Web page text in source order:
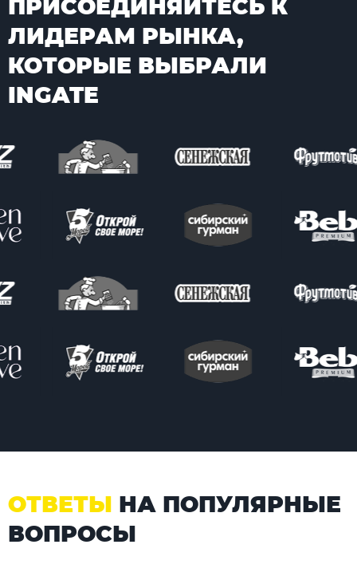
ПРИСОЕДИНЯЙТЕСЬ К
ЛИДЕРАМ РЫНКА,
КОТОРЫЕ ВЫБРАЛИ
INGATE
ОТВЕТЫ НА ПОПУЛЯРНЫЕ
ВОПРОСЫ